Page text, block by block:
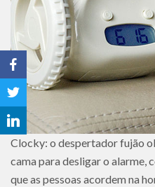
Clocky: o despertador fujão
cama para desligar o alarme,
que as pessoas acordem na